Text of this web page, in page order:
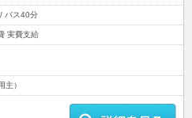
バス40分
実費支給
主）